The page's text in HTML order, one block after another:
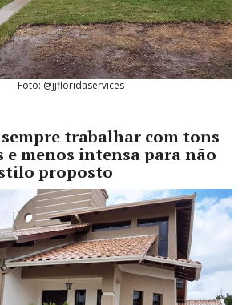
Foto: @jjfloridaservices
sempre trabalhar com tons
e menos intensa para não
proposto